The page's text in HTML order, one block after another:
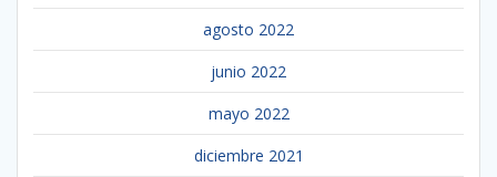
agosto 2022
junio 2022
mayo 2022
diciembre 2021